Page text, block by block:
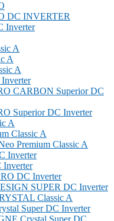
DC INVERTER
Inverter
A
A
A
CARBON Superior DC
Superior DC Inverter
A
Classic A
Premium Classic A
Inverter
Inverter
DC Inverter
SUPER DC Inverter
Classic A
Super DC Inverter
Crystal Super DC